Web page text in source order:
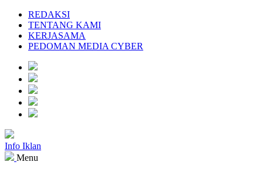
REDAKSI
TENTANG KAMI
KERJASAMA
PEDOMAN MEDIA CYBER
Info Iklan
Menu